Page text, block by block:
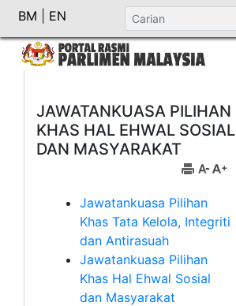
BM EN
JAWATANKUASA PILIHAN
KHAS HAL EHWAL SOSIAL
DAN MASYARAKAT
Jawatankuasa Pilihan
Khas Tata Kelola, Integriti
dan Antirasuah
Jawatankuasa Pilihan
Khas Hal Ehwal Sosial
dan Masyarakat